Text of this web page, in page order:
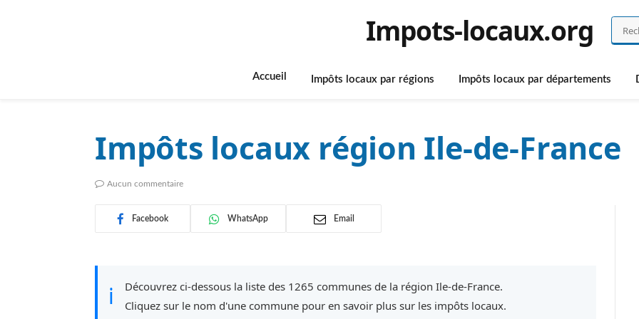
Impots-locaux.org
Accueil Impôts locaux par régions Impôts locaux par départements
Impôts locaux région Ile-de-France
Aucun commentaire
Facebook WhatsApp Email
ℹ
Découvrez ci-dessous la liste des 1265 communes de la région Ile-de-France.
Cliquez sur le nom d'une commune pour en savoir plus sur les impôts locaux.